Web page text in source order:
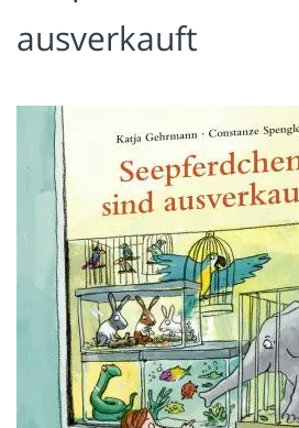
ausverkauft